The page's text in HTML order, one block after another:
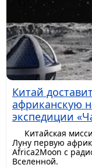
Китай
африканскую
экспедиции
Китайская
Луну первую
Africa2Moon с
Вселенной.